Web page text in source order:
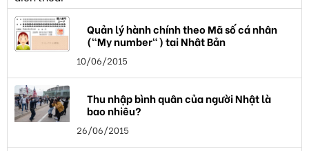
Quản lý hành chính theo Mã số cá nhân
("My number") tại Nhật Bản
10/06/2015
Thu nhập bình quân của người Nhật là
bao nhiêu?
26/06/2015